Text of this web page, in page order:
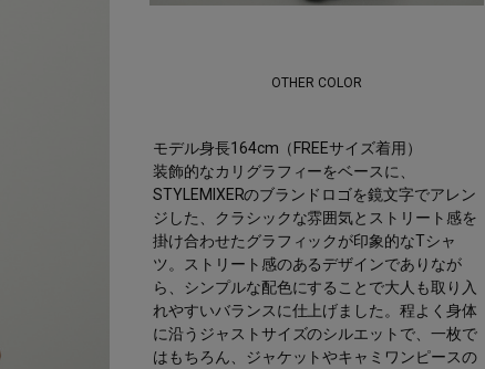
OTHER COLOR
モデル身長164cm（FREEサイズ着用）
装飾的なカリグラフィーをベースに、
STYLEMIXERのブランドロゴを鏡文字でアレン
ジした、クラシックな雰囲気とストリート感を
掛け合わせたグラフィックが印象的なTシャ
ツ。ストリート感のあるデザインでありなが
ら、シンプルな配色にすることで大人も取り入
れやすいバランスに仕上げました。程よく身体
に沿うジャストサイズのシルエットで、一枚で
はもちろん、ジャケットやキャミワンピースの